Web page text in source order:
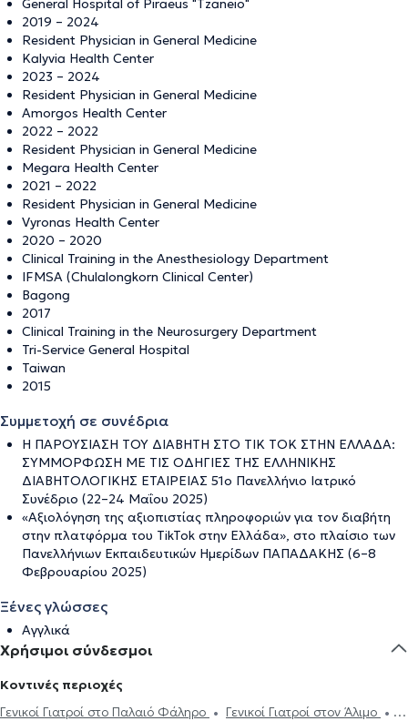
General Hospital of Piraeus "Tzaneio"
2019 – 2024
Resident Physician in General Medicine
Kalyvia Health Center
2023 – 2024
Resident Physician in General Medicine
Amorgos Health Center
2022 – 2022
Resident Physician in General Medicine
Megara Health Center
2021 – 2022
Resident Physician in General Medicine
Vyronas Health Center
2020 – 2020
Clinical Training in the Anesthesiology Department
IFMSA (Chulalongkorn Clinical Center)
Bagong
2017
Clinical Training in the Neurosurgery Department
Tri-Service General Hospital
Taiwan
2015
Συμμετοχή σε συνέδρια
Η ΠΑΡΟΥΣIΑΣΗ ΤΟΥ ΔΙΑΒΗΤΗ ΣΤΟ ΤΙΚ ΤΟΚ ΣΤΗΝ ΕΛΛΑΔΑ:
ΣΥΜΜΟΡΦΩΣΗ ΜΕ ΤΙΣ ΟΔΗΓΙΕΣ ΤΗΣ ΕΛΛΗΝΙΚΗΣ
ΔΙΑΒΗΤΟΛΟΓΙΚΗΣ ΕΤΑΙΡΕΙΑΣ 51ο Πανελλήνιο Ιατρικό
Συνέδριο (22–24 Μαΐου 2025)
«Αξιολόγηση της αξιοπιστίας πληροφοριών για τον διαβήτη
στην πλατφόρμα του TikTok στην Ελλάδα», στο πλαίσιο των
Πανελλήνιων Εκπαιδευτικών Ημερίδων ΠΑΠΑΔΑΚΗΣ (6–8
Φεβρουαρίου 2025)
Ξένες γλώσσες
Αγγλικά
Χρήσιμοι σύνδεσμοι
Κοντινές περιοχές
Γενικοί Γιατροί στο Παλαιό Φάληρο
Γενικοί Γιατροί στον Άλιμο